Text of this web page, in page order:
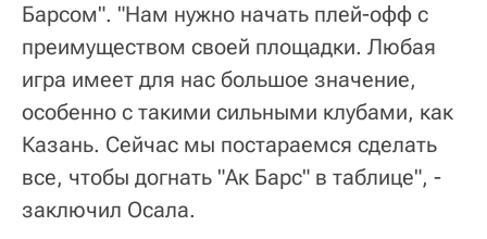
Барсом". "Нам нужно начать плей-офф с
преимуществом своей площадки. Любая
игра имеет для нас большое значение,
особенно с такими сильными клубами, как
Казань. Сейчас мы постараемся сделать
все, чтобы догнать "Ак Барс" в таблице", -
заключил Осала.